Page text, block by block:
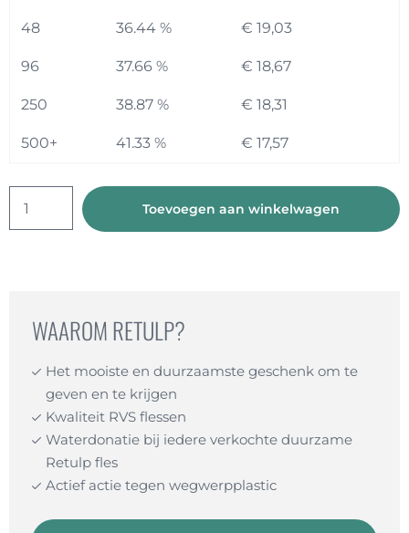
48 36.44 % € 19,03
96 37.66 % € 18,67
250 38.87 % € 18,31
500+ 41.33 % € 17,57
Thermosbeker
Toevoegen aan winkelwagen
WAAROM RETULP?
Het mooiste en duurzaamste geschenk om te
geven en te krijgen
Kwaliteit RVS flessen
Waterdonatie bij iedere verkochte duurzame
Retulp fles
Actief actie tegen wegwerpplastic